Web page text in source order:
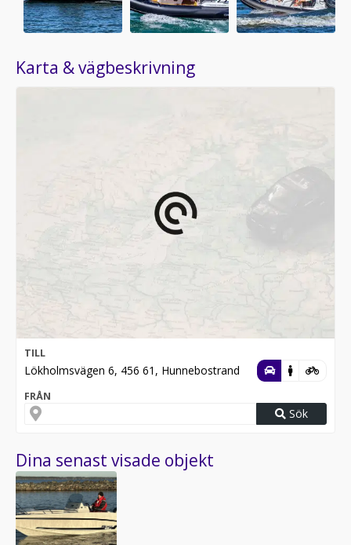
Karta & vägbeskrivning
TILL
Lökholmsvägen 6, 456 61, Hunnebostrand
FRÅN
Sök
Dina senast visade objekt